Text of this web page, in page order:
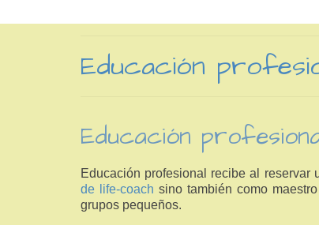
Educación
Educación
Educación profesional recibe al
de life-coach sino también como
grupos pequeños.